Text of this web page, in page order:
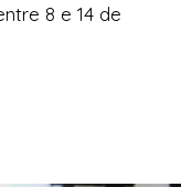
8 e 14 de